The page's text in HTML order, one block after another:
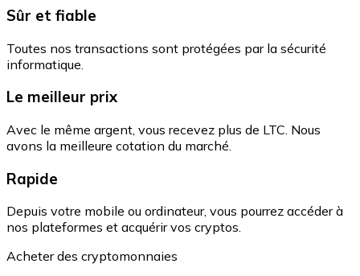
Sûr et fiable
Toutes nos transactions sont protégées par la sécurité
informatique.
Le meilleur prix
Avec le même argent, vous recevez plus de LTC. Nous
avons la meilleure cotation du marché.
Rapide
Depuis votre mobile ou ordinateur, vous pourrez accéder à
nos plateformes et acquérir vos cryptos.
Acheter des cryptomonnaies